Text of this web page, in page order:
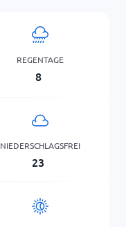
REGENTAGE
8
NIEDERSCHLAGSFREI
23